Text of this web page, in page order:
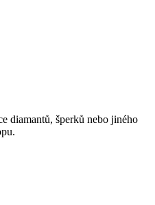
diamantů, šperků nebo jiného